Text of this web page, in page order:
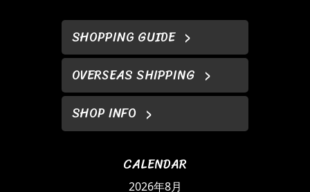
SHOPPING GUIDE
OVERSEAS SHIPPING
SHOP INFO
CALENDAR
2026年8月